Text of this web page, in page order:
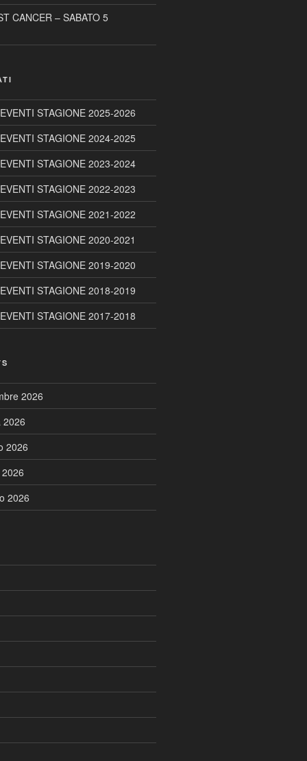
CANCER – SABATO 5
STAGIONE 2025-2026
STAGIONE 2024-2025
STAGIONE 2023-2024
STAGIONE 2022-2023
STAGIONE 2021-2022
STAGIONE 2020-2021
STAGIONE 2019-2020
STAGIONE 2018-2019
STAGIONE 2017-2018
2026
2026
2026
2026